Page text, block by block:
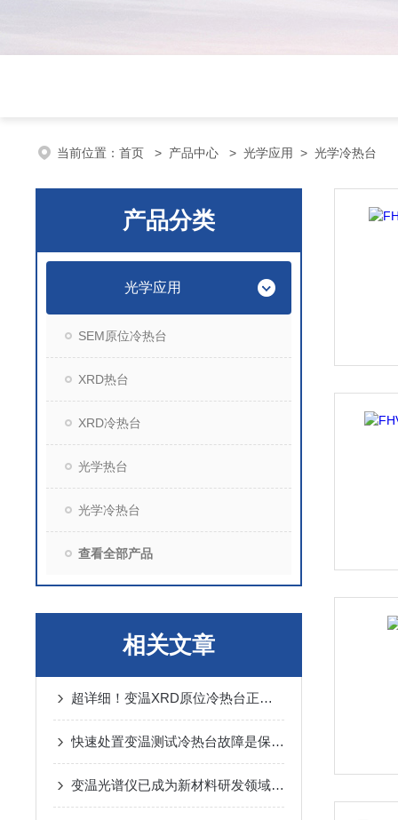
当前位置： 首页 > 产品中心 > 光学应用 > 光学冷热台
产品分类
光学应用
SEM原位冷热台
XRD热台
XRD冷热台
光学热台
光学冷热台
查看全部产品
相关文章
超详细！变温XRD原位冷热台正确使用方法大公开
快速处置变温测试冷热台故障是保障科研连续性与设备寿命的关键
变温光谱仪已成为新材料研发领域的核心分析工具